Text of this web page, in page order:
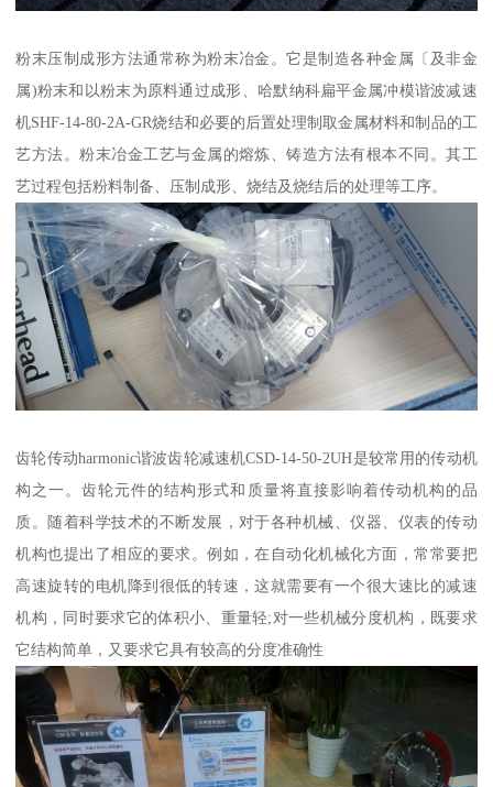
粉末压制成形方法通常称为粉末冶金。它是制造各种金属〔及非金
属)粉末和以粉末为原料通过成形、哈默纳科扁平金属冲模谐波减速
机SHF-14-80-2A-GR烧结和必要的后置处理制取金属材料和制品的工
艺方法。粉末冶金工艺与金属的熔炼、铸造方法有根本不同。其工
艺过程包括粉料制备、压制成形、烧结及烧结后的处理等工序。
齿轮传动harmonic谐波齿轮减速机CSD-14-50-2UH是较常用的传动机
构之一。齿轮元件的结构形式和质量将直接影响着传动机构的品
质。随着科学技术的不断发展，对于各种机械、仪器、仪表的传动
机构也提出了相应的要求。例如，在自动化机械化方面，常常要把
高速旋转的电机降到很低的转速，这就需要有一个很大速比的减速
机构，同时要求它的体积小、重量轻;对一些机械分度机构，既要求
它结构简单，又要求它具有较高的分度准确性